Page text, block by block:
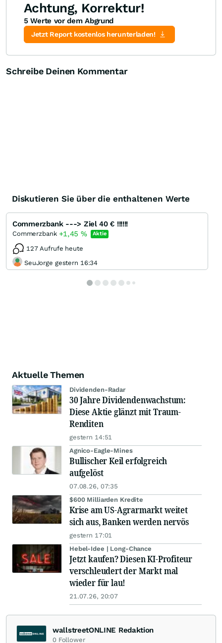
Achtung, Korrektur!
5 Werte vor dem Abgrund
Jetzt Report kostenlos herunterladen!
Schreibe Deinen Kommentar
Diskutieren Sie über die enthaltenen Werte
Commerzbank ---> Ziel 40 € !!!!!!
Commerzbank +1,45 % Aktie
127 Aufrufe heute
SeuJorge gestern 16:34
Aktuelle Themen
Dividenden-Radar
30 Jahre Dividendenwachstum:
Diese Aktie glänzt mit Traum-
Renditen
gestern 14:51
Agnico-Eagle-Mines
Bullischer Keil erfolgreich
aufgelöst
07.08.26, 07:35
$600 Milliarden Kredite
Krise am US-Agrarmarkt weitet
sich aus, Banken werden nervös
gestern 17:01
Hebel-Idee | Long-Chance
Jetzt kaufen? Diesen KI-Profiteur
verschleudert der Markt mal
wieder für lau!
21.07.26, 20:07
wallstreetONLINE Redaktion
0 Follower